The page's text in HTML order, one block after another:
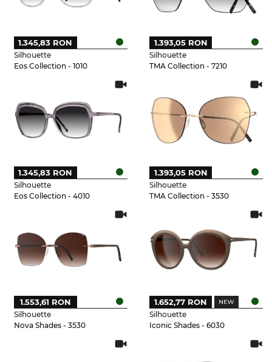
Silhouette
Eos Collection - 1010
1.345,83 RON
Silhouette
TMA Collection - 7210
1.393,05 RON
Silhouette
Eos Collection - 4010
1.345,83 RON
Silhouette
TMA Collection - 3530
1.393,05 RON
Silhouette
Nova Shades - 3530
1.553,61 RON
Silhouette
Iconic Shades - 6030
1.652,77 RON